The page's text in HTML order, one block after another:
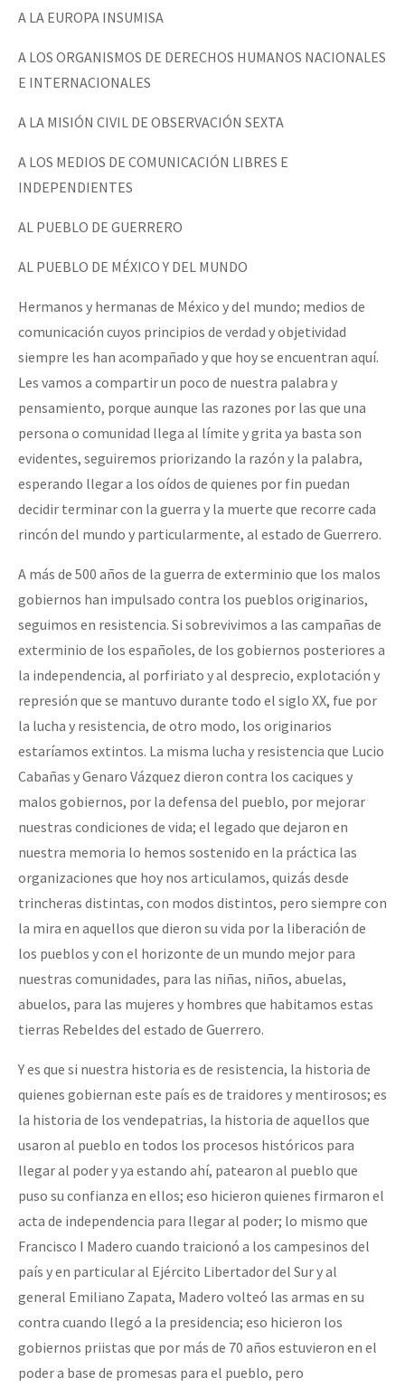
A LA EUROPA INSUMISA
A LOS ORGANISMOS DE DERECHOS HUMANOS NACIONALES
E INTERNACIONALES
A LA MISIÓN CIVIL DE OBSERVACIÓN SEXTA
A LOS MEDIOS DE COMUNICACIÓN LIBRES E
INDEPENDIENTES
AL PUEBLO DE GUERRERO
AL PUEBLO DE MÉXICO Y DEL MUNDO
Hermanos y hermanas de México y del mundo; medios de
comunicación cuyos principios de verdad y objetividad
siempre les han acompañado y que hoy se encuentran aquí.
Les vamos a compartir un poco de nuestra palabra y
pensamiento, porque aunque las razones por las que una
persona o comunidad llega al límite y grita ya basta son
evidentes, seguiremos priorizando la razón y la palabra,
esperando llegar a los oídos de quienes por fin puedan
decidir terminar con la guerra y la muerte que recorre cada
rincón del mundo y particularmente, al estado de Guerrero.
A más de 500 años de la guerra de exterminio que los malos
gobiernos han impulsado contra los pueblos originarios,
seguimos en resistencia. Si sobrevivimos a las campañas de
exterminio de los españoles, de los gobiernos posteriores a
la independencia, al porfiriato y al desprecio, explotación y
represión que se mantuvo durante todo el siglo XX, fue por
la lucha y resistencia, de otro modo, los originarios
estaríamos extintos. La misma lucha y resistencia que Lucio
Cabañas y Genaro Vázquez dieron contra los caciques y
malos gobiernos, por la defensa del pueblo, por mejorar
nuestras condiciones de vida; el legado que dejaron en
nuestra memoria lo hemos sostenido en la práctica las
organizaciones que hoy nos articulamos, quizás desde
trincheras distintas, con modos distintos, pero siempre con
la mira en aquellos que dieron su vida por la liberación de
los pueblos y con el horizonte de un mundo mejor para
nuestras comunidades, para las niñas, niños, abuelas,
abuelos, para las mujeres y hombres que habitamos estas
tierras Rebeldes del estado de Guerrero.
Y es que si nuestra historia es de resistencia, la historia de
quienes gobiernan este país es de traidores y mentirosos; es
la historia de los vendepatrias, la historia de aquellos que
usaron al pueblo en todos los procesos históricos para
llegar al poder y ya estando ahí, patearon al pueblo que
puso su confianza en ellos; eso hicieron quienes firmaron el
acta de independencia para llegar al poder; lo mismo que
Francisco I Madero cuando traicionó a los campesinos del
país y en particular al Ejército Libertador del Sur y al
general Emiliano Zapata, Madero volteó las armas en su
contra cuando llegó a la presidencia; eso hicieron los
gobiernos priistas que por más de 70 años estuvieron en el
poder a base de promesas para el pueblo, pero